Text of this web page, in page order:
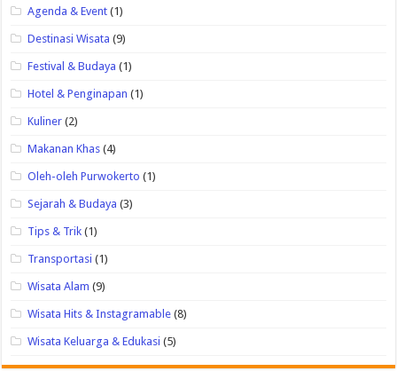
Agenda & Event (1)
Destinasi Wisata (9)
Festival & Budaya (1)
Hotel & Penginapan (1)
Kuliner (2)
Makanan Khas (4)
Oleh-oleh Purwokerto (1)
Sejarah & Budaya (3)
Tips & Trik (1)
Transportasi (1)
Wisata Alam (9)
Wisata Hits & Instagramable (8)
Wisata Keluarga & Edukasi (5)